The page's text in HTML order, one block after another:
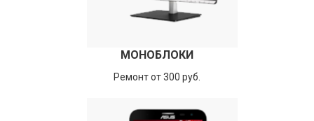
МОНОБЛОКИ
Ремонт от 300 руб.